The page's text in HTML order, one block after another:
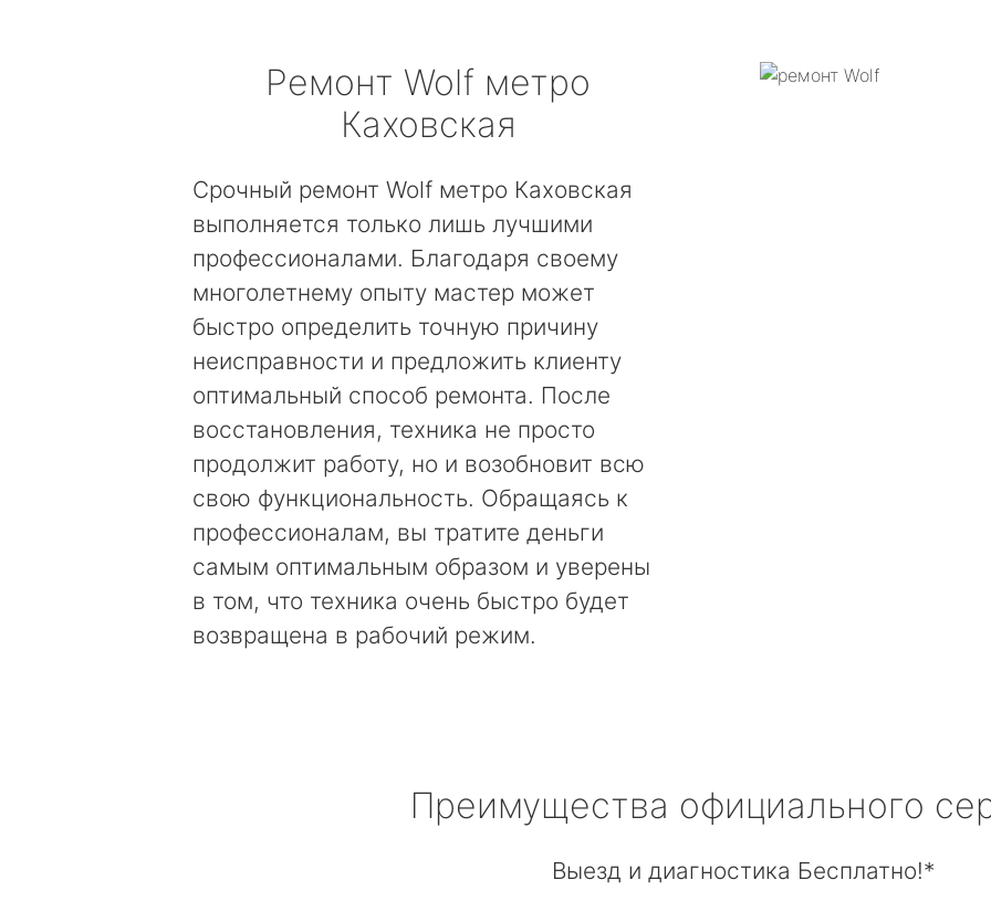
Ремонт Wolf метро
Каховская
Срочный ремонт Wolf метро Каховская
выполняется только лишь лучшими
профессионалами. Благодаря своему
многолетнему опыту мастер может
быстро определить точную причину
неисправности и предложить клиенту
оптимальный способ ремонта. После
восстановления, техника не просто
продолжит работу, но и возобновит всю
свою функциональность. Обращаясь к
профессионалам, вы тратите деньги
самым оптимальным образом и уверены
в том, что техника очень быстро будет
возвращена в рабочий режим.
Преимущества официального
Выезд и диагностика Бесплатно!*